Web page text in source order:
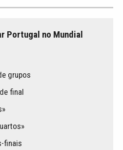
Portugal no Mundial
grupos
final
finais